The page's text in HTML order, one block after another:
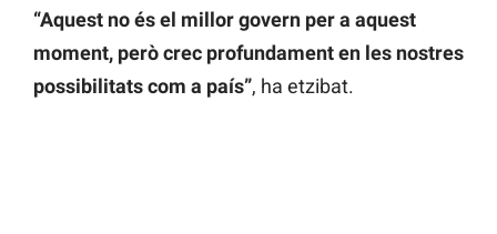
“Aquest no és el millor govern per a aquest
moment, però crec profundament en les nostres
possibilitats com a país”, ha etzibat.